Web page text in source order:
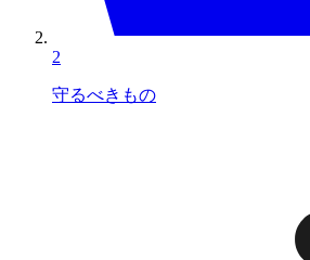
2
守るべきもの